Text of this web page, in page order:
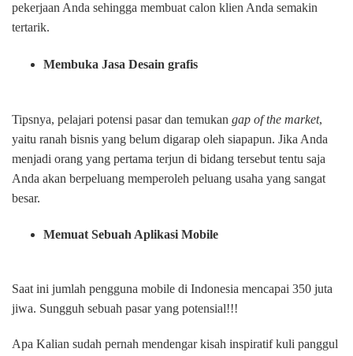
pekerjaan Anda sehingga membuat calon klien Anda semakin
tertarik.
Membuka Jasa Desain grafis
Tipsnya, pelajari potensi pasar dan temukan gap of the market,
yaitu ranah bisnis yang belum digarap oleh siapapun. Jika Anda
menjadi orang yang pertama terjun di bidang tersebut tentu saja
Anda akan berpeluang memperoleh peluang usaha yang sangat
besar.
Memuat Sebuah Aplikasi Mobile
Saat ini jumlah pengguna mobile di Indonesia mencapai 350 juta
jiwa. Sungguh sebuah pasar yang potensial!!!
Apa Kalian sudah pernah mendengar kisah inspiratif kuli panggul